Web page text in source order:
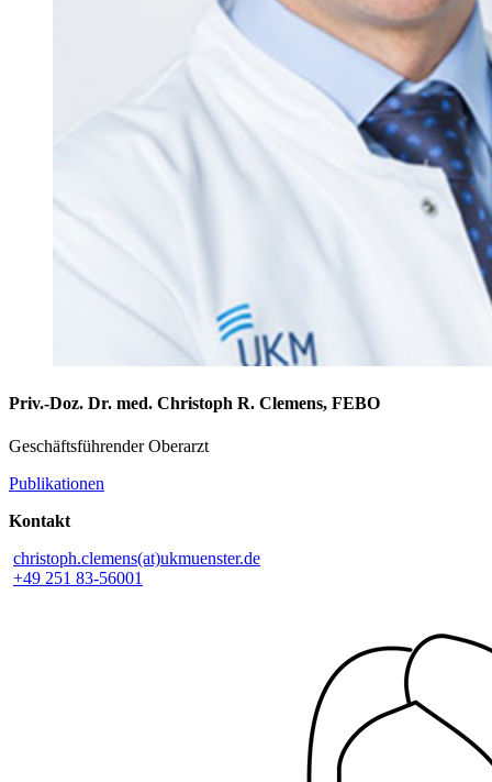
Priv.-Doz. Dr. med. Christoph R. Clemens, FEBO
Geschäftsführender Oberarzt
Publikationen
Kontakt
christoph.clemens(at)ukmuenster.de
+49 251 83-56001